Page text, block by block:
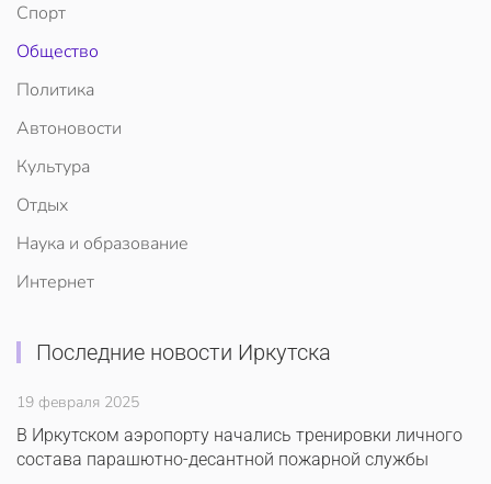
Спорт
Общество
Политика
Автоновости
Культура
Отдых
Наука и образование
Интернет
Последние новости Иркутска
19 февраля 2025
В Иркутском аэропорту начались тренировки личного
состава парашютно-десантной пожарной службы